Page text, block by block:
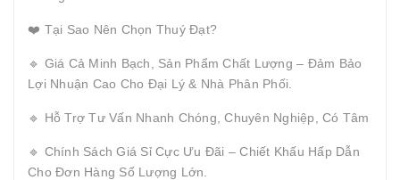
❤️ Tại Sao Nên Chọn Thuý Đạt?
🔹 Giá Cả Minh Bạch, Sản Phẩm Chất Lượng – Đảm Bảo
Lợi Nhuận Cao Cho Đại Lý & Nhà Phân Phối.
🔹 Hỗ Trợ Tư Vấn Nhanh Chóng, Chuyên Nghiệp, Có Tâm
🔹 Chính Sách Giá Sỉ Cực Ưu Đãi – Chiết Khấu Hấp Dẫn
Cho Đơn Hàng Số Lượng Lớn.